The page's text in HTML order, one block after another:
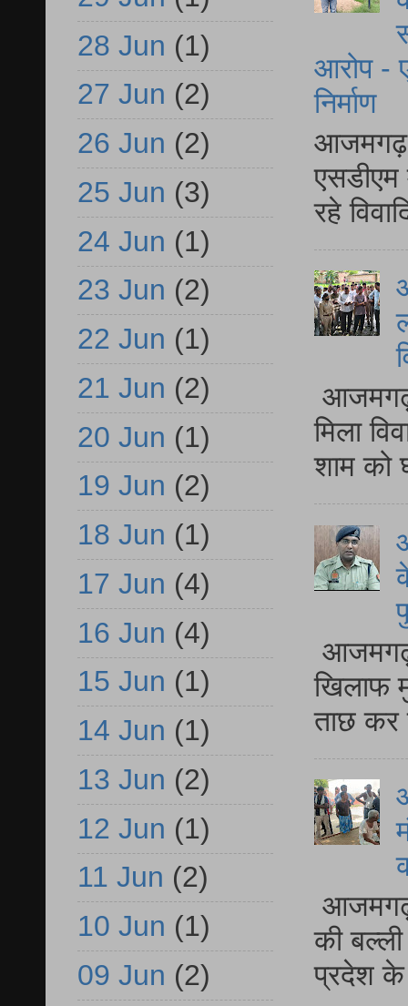
आरोप -
निर्माण
आजमगढ़
एसडीएम
रहे
आजमगढ़
मिला
शाम को
आजमगढ़
खिलाफ
ताछ कर
आजमगढ़
की
प्रदेश
28 Jun (1)
27 Jun (2)
26 Jun (2)
25 Jun (3)
24 Jun (1)
23 Jun (2)
22 Jun (1)
21 Jun (2)
20 Jun (1)
19 Jun (2)
18 Jun (1)
17 Jun (4)
16 Jun (4)
15 Jun (1)
14 Jun (1)
13 Jun (2)
12 Jun (1)
11 Jun (2)
10 Jun (1)
09 Jun (2)